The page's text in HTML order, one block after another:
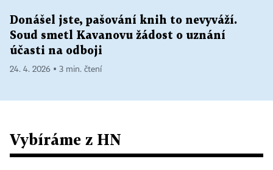
Donášel jste, pašování knih to nevyváží.
Soud smetl Kavanovu žádost o uznání
účasti na odboji
24. 4. 2026 ▪ 3 min. čtení
Vybíráme z HN